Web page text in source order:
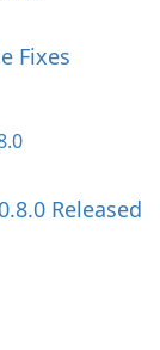
Fixes
Released